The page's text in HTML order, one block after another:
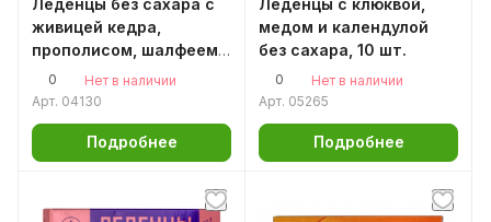
живицей кедра,
прополисом, шалфеем,
10 шт по 3.2 гр
0
Нет в наличии
Арт. 04130
Подробнее
медом и календулой
без сахара, 10 шт.
0
Нет в наличии
Арт. 05265
Подробнее